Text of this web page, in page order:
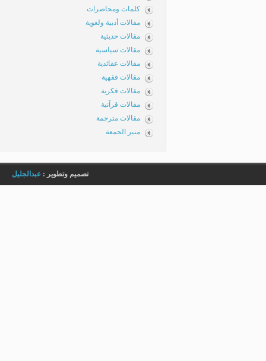
كلمات ومحاضرات
مقالات أدبية ولغوية
مقالات حديثية
مقالات سياسية
مقالات عقائدية
مقالات فقهية
مقالات فكرية
مقالات قرآنية
مقالات مترجمة
منبر الجمعة
تصميم وتطوير : عبدالجليل